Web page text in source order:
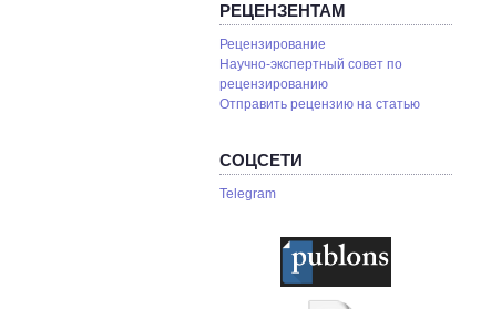
РЕЦЕНЗЕНТАМ
Рецензирование
Научно-экспертный совет по
рецензированию
Отправить рецензию на статью
СОЦСЕТИ
Telegram